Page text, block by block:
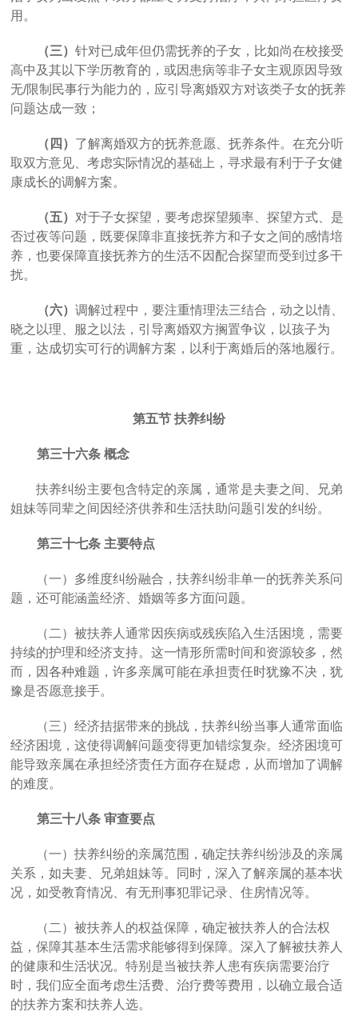
用。
（三） 针对已成年但仍需抚养的子女，比如尚在校接受
高中及其以下学历教育的，或因患病等非子女主观原因导致
无/限制民事行为能力的，应引导离婚双方对该类子女的抚养
问题达成一致；
（四） 了解离婚双方的抚养意愿、抚养条件。在充分听
取双方意见、考虑实际情况的基础上，寻求最有利于子女健
康成长的调解方案。
（五） 对于子女探望，要考虑探望频率、探望方式、是
否过夜等问题，既要保障非直接抚养方和子女之间的感情培
养，也要保障直接抚养方的生活不因配合探望而受到过多干
扰。
（六） 调解过程中，要注重情理法三结合，动之以情、
晓之以理、服之以法，引导离婚双方搁置争议，以孩子为
重，达成切实可行的调解方案，以利于离婚后的落地履行。
第五节 扶养纠纷
第三十六条 概念
扶养纠纷主要包含特定的亲属，通常是夫妻之间、兄弟
姐妹等同辈之间因经济供养和生活扶助问题引发的纠纷。
第三十七条 主要特点
（一） 多维度纠纷融合，扶养纠纷非单一的抚养关系问
题，还可能涵盖经济、婚姻等多方面问题。
（二）被扶养人通常因疾病或残疾陷入生活困境，需要
持续的护理和经济支持。这一情形所需时间和资源较多，然
而，因各种难题，许多亲属可能在承担责任时犹豫不决，犹
豫是否愿意接手。
（三）经济拮据带来的挑战 ，扶养纠纷当事人通常面临
经济困境，这使得调解问题变得更加错综复杂。经济困境可
能导致亲属在承担经济责任方面存在疑虑，从而增加了调解
的难度。
第三十八条 审查要点
（一）扶养纠纷的亲属范围 ，确定扶养纠纷涉及的亲属
关系，如夫妻、兄弟姐妹等。同时，深入了解亲属的基本状
况，如受教育情况、有无刑事犯罪记录、住房情况等。
（二）被扶养人的权益保障 ，确定被扶养人的合法权
益，保障其基本生活需求能够得到保障。深入了解被扶养人
的健康和生活状况。特别是当被扶养人患有疾病需要治疗
时，我们应全面考虑生活费、治疗费等费用，以确立最合适
的扶养方案和扶养人选。